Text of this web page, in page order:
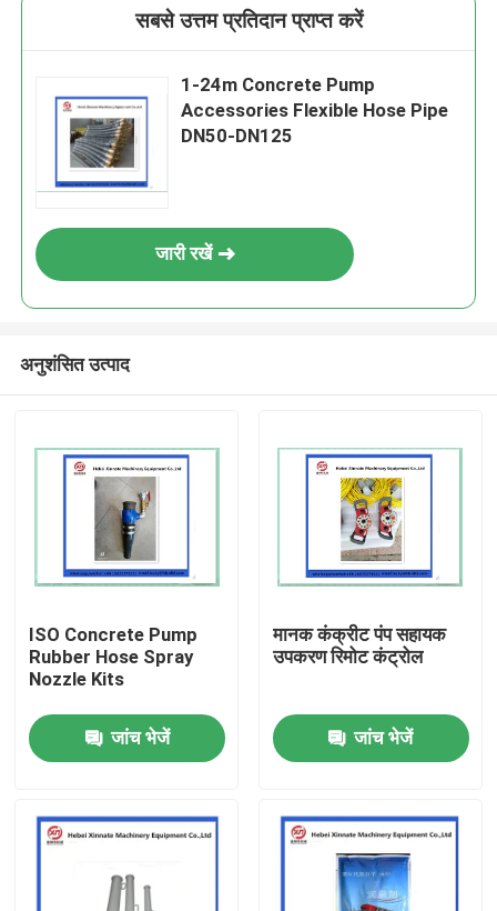
उत्पाद
सबसे उत्तम प्रतिदान प्राप्त करें
1-24m Concrete Pump
Accessories Flexible Hose Pipe
DN50-DN125
जारी रखें
अनुशंसित उत्पाद
ISO Concrete Pump
Rubber Hose Spray
Nozzle Kits
जांच भेजें
मानक कंक्रीट पंप सहायक
उपकरण रिमोट कंट्रोल
जांच भेजें